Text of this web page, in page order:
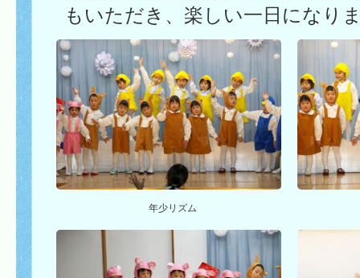
もいただき、楽しい一日になり
年少リズム